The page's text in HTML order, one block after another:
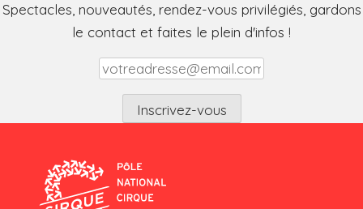
Spectacles, nouveautés, rendez-vous privilégiés, gardons
le contact et faites le plein d'infos !